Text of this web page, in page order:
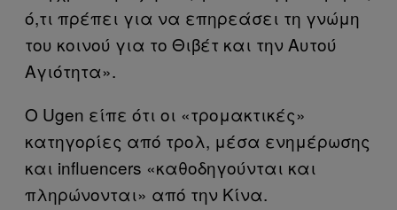
ό,τι πρέπει για να επηρεάσει τη γνώμη
του κοινού για το Θιβέτ και την Αυτού
Αγιότητα».
Ο Ugen είπε ότι οι «τρομακτικές»
κατηγορίες από τρολ, μέσα ενημέρωσης
και influencers «καθοδηγούνται και
πληρώνονται» από την Κίνα.